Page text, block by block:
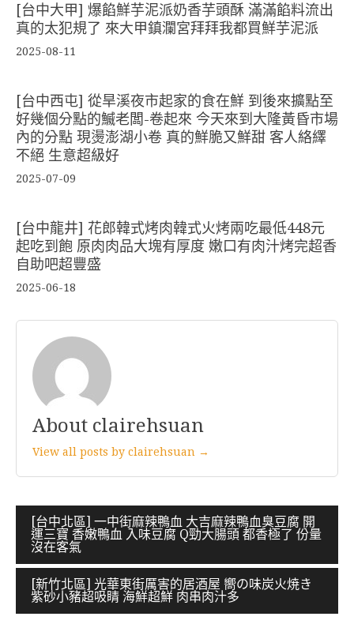
[台中大甲] 爆餡鮮芋泥派奶香芋頭酥 滿滿餡料流出
真的太犯規了 來大甲鎮瀾宮拜拜我都買鮮芋泥派
2025-08-11
[台中西屯] 從旱溪夜市起家的食在鮮 到後來擴點至
好幾個分點的鰄老闆-卷起來 今天來到大隆黃昏市場
內的分點 現燙澎湖小卷 真的鮮脆又鮮甜 客人絡繹
不絕 生意超級好
2025-07-09
[台中龍井] 花郎韓式烤肉韓式火烤兩吃最低448元
起吃到飽 原肉肉品大塊有厚度 嫩口有肉汁烤完超香
自助吧超豐盛
2025-06-18
About clairehsuan
View all posts by clairehsuan →
文
章
導
覽
[台中北區] 一中街麻辣鴨血 大吉麻辣鴨血臭豆腐 開
運三寶 香嫩鴨血 入味豆腐 Q勁大腸頭 都香極了 份量
沒在客氣
[新竹北區] 光華東街厲害的居酒屋 嚮の味炭火焼き
紫砂小豬超吸睛 海鮮超鮮 肉串肉汁多